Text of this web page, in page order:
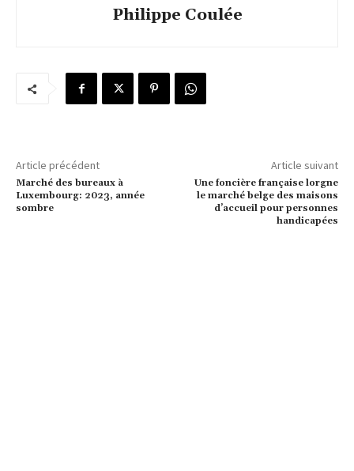
Philippe Coulée
Article précédent
Marché des bureaux à
Luxembourg: 2023, année
sombre
Article suivant
Une foncière française lorgne
le marché belge des maisons
d’accueil pour personnes
handicapées